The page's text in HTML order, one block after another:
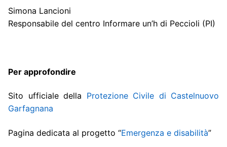
Simona Lancioni
Responsabile del centro Informare un’h di Peccioli (PI)
Per approfondire
Sito ufficiale della Protezione Civile di Castelnuovo
Garfagnana
Pagina dedicata al progetto “Emergenza e disabilità”